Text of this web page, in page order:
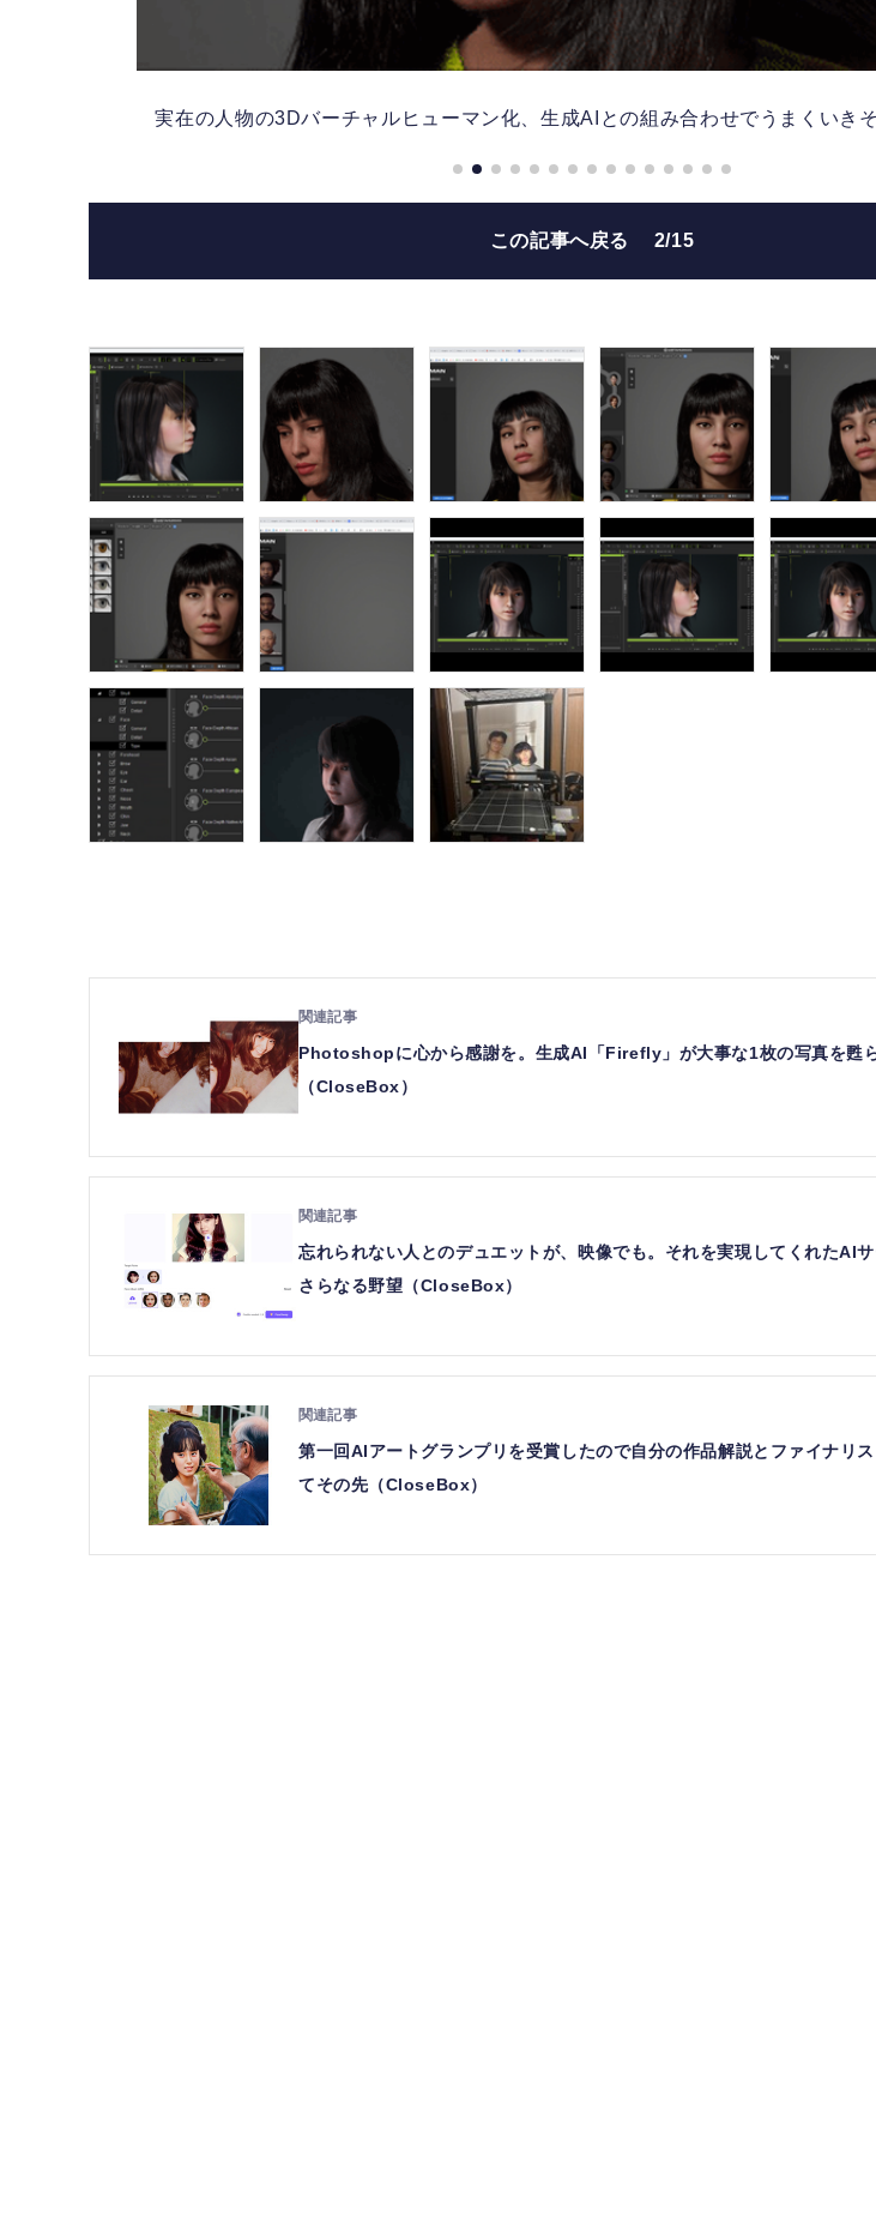
実在の人物の3Dバーチャルヒューマン化、生成AIとの組み合わせでうまくいき
この記事へ戻る 2/15
Photoshopに心から感謝を。生成AI「Firefly」が大事な1枚の写真を甦
（CloseBox）
忘れられない人とのデュエットが、映像でも。それを実現してくれたAI
さらなる野望（CloseBox）
第一回AIアートグランプリを受賞したので自分の作品解説とファイナリ
てその先（CloseBox）